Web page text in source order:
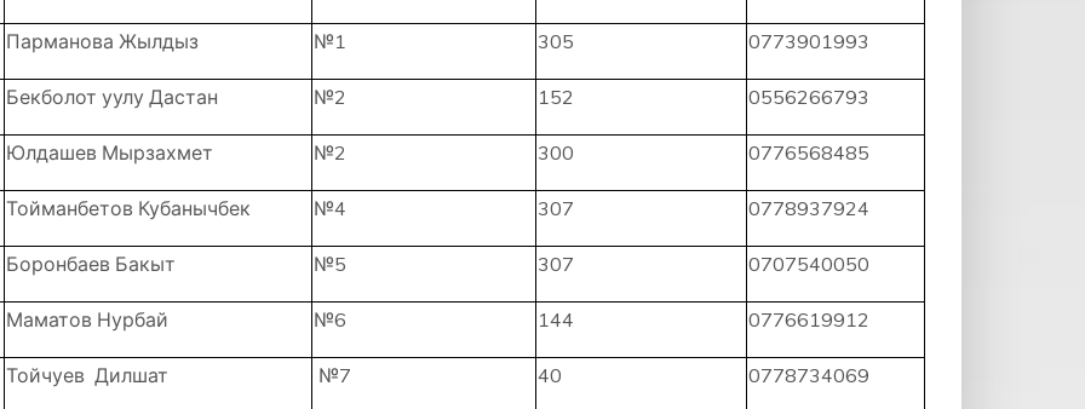
Парманова Жылдыз №1 305 0773901993
Бекболот уулу Дастан №2 152 0556266793
Юлдашев Мырзахмет №2 300 0776568485
Тойманбетов Кубанычбек №4 307 0778937924
Боронбаев Бакыт №5 307 0707540050
Маматов Нурбай №6 144 0776619912
Тойчуев Дилшат №7 40 0778734069